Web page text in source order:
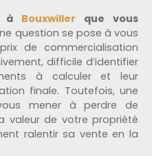
à Bouxwiller que vous
question se pose à vous
de commercialisation
difficile d’identifier
à calculer et leur
finale. Toutefois, une
mener à perdre de
valeur de votre propriété
ralentir sa vente en la